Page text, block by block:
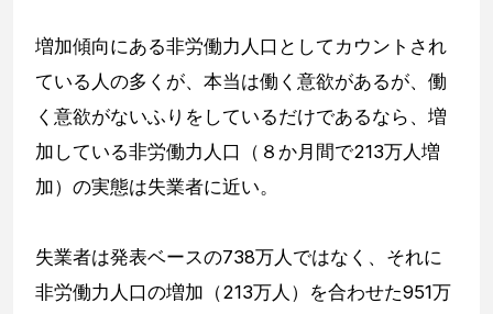
増加傾向にある非労働力人口としてカウントされ
ている人の多くが、本当は働く意欲があるが、働
く意欲がないふりをしているだけであるなら、増
加している非労働力人口（８か月間で213万人増
加）の実態は失業者に近い。
失業者は発表ベースの738万人ではなく、それに
非労働力人口の増加（213万人）を合わせた951万